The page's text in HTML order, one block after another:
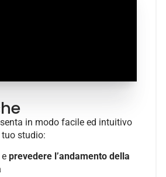
in modo facile ed intuitivo
tuo studio:
prevedere l’andamento della